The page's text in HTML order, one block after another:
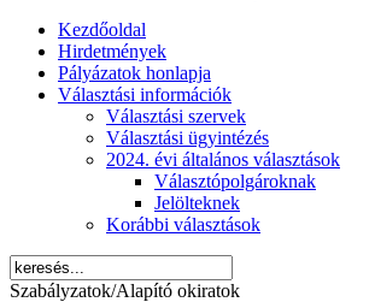
Kezdőoldal
Hirdetmények
Pályázatok honlapja
Választási információk
Választási szervek
Választási ügyintézés
2024. évi általános választások
Választópolgároknak
Jelölteknek
Korábbi választások
Szabályzatok/Alapító okiratok